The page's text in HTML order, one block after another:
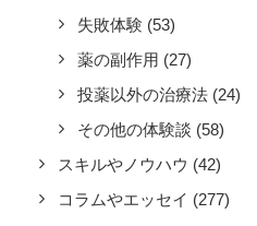
失敗体験 (53)
薬の副作用 (27)
投薬以外の治療法 (24)
その他の体験談 (58)
スキルやノウハウ (42)
コラムやエッセイ (277)